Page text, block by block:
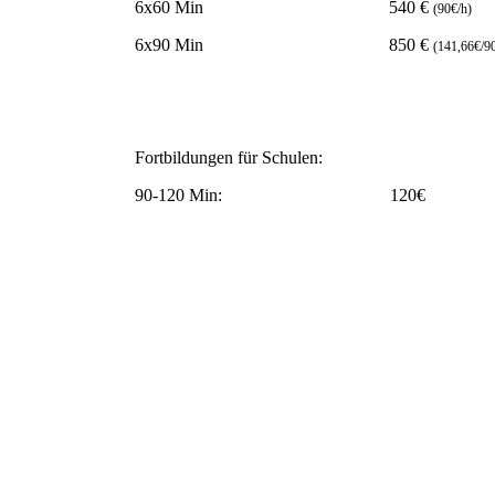
6x60 Min 540 € (90€/h)
6x90 Min 850 € (141,66€/
Fortbildungen für Schulen:
90-120 Min: 120€